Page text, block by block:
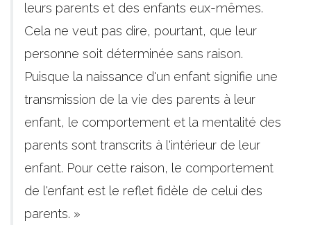
leurs parents et des enfants eux-mêmes.
Cela ne veut pas dire, pourtant, que leur
personne soit déterminée sans raison.
Puisque la naissance d'un enfant signifie une
transmission de la vie des parents à leur
enfant, le comportement et la mentalité des
parents sont transcrits à l'intérieur de leur
enfant. Pour cette raison, le comportement
de l'enfant est le reflet fidèle de celui des
parents. »